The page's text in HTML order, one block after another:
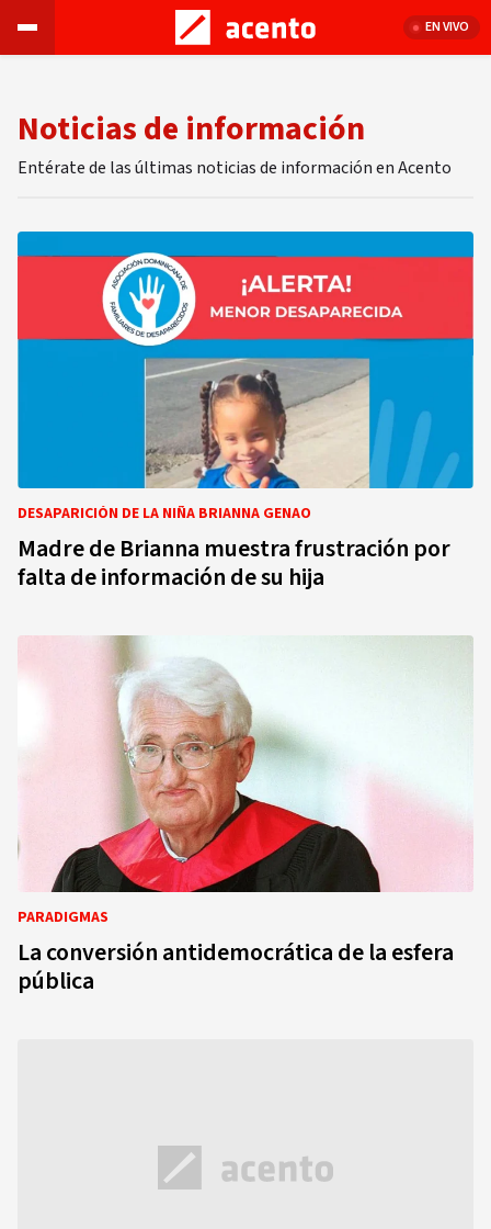
EN VIVO
Noticias de información
Entérate de las últimas noticias de información en Acento
DESAPARICIÓN DE LA NIÑA BRIANNA GENAO
Madre de Brianna muestra frustración por
falta de información de su hija
PARADIGMAS
La conversión antidemocrática de la esfera
pública